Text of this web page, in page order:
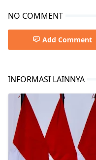
NO COMMENT
Add Comment
INFORMASI LAINNYA